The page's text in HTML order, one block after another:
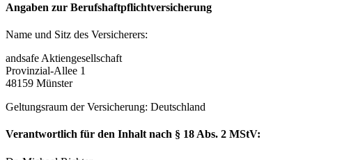
Angaben zur Berufshaftpflichtversicherung
Name und Sitz des Versicherers:
andsafe Aktiengesellschaft
Provinzial-Allee 1
48159 Münster
Geltungsraum der Versicherung: Deutschland
Verantwortlich für den Inhalt nach § 18 Abs. 2 MStV: